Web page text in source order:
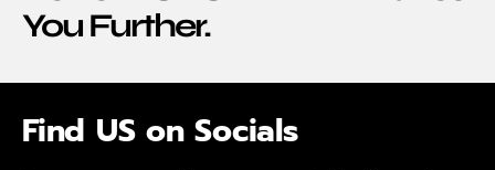
You Further.
Find US on Socials